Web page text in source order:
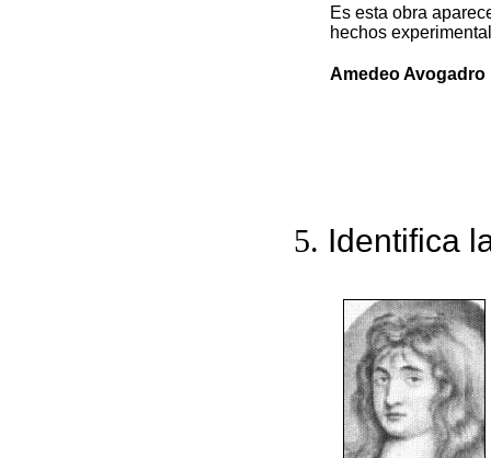
Es esta obra
hechos
Amedeo Avogadro
Identifica